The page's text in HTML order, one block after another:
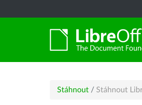
Stáhnout / Stáhnout